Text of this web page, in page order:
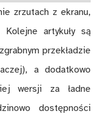
zrzutach z ekranu,
artykuły są
przekładzie
a dodatkowo
wersji za ładne
dostępności